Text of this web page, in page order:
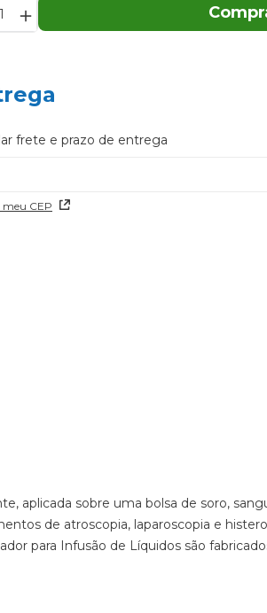
＋
meu CEP
aplicada sobre uma bolsa de soro,
de atroscopia, laparoscopia e
para Infusão de Líquidos são